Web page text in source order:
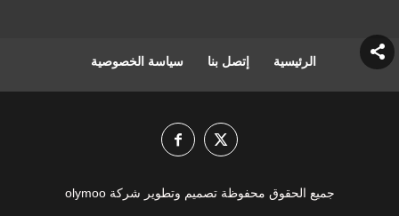
الرئيسية إتصل بنا سياسة الخصوصية
جميع الحقوق محفوظة تصميم وتطوير شركة olymoo